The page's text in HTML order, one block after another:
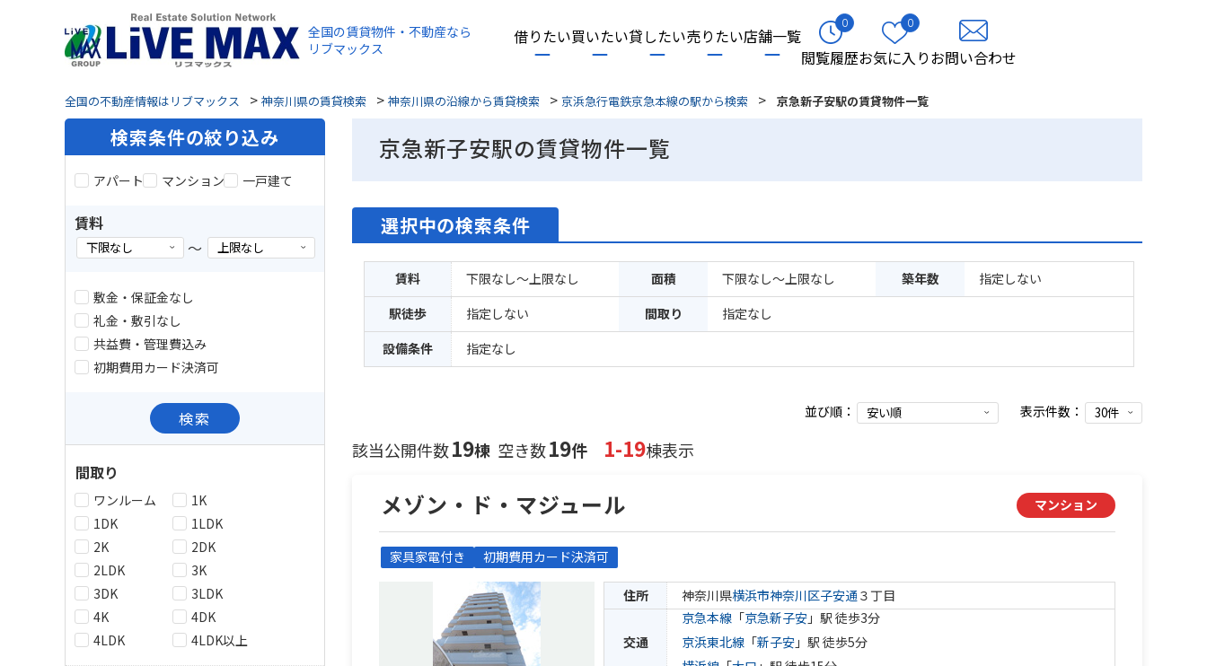
全国の賃貸物件・不動産なら
リブマックス
借りたい買いたい貸したい売りたい店舗一覧
0
閲覧履歴
0
お気に入りお問い合わせ
全国の不動産情報はリブマックス > 神奈川県の賃貸検索 > 神奈川県の沿線から賃貸検索 > 京浜急行電鉄京急本線の駅から検索 > 京急新子安駅の賃貸物件一覧
京急新子安駅の賃貸物件一覧
選択中の検索条件
賃料 下限なし～上限なし 面積 下限なし～上限なし 築年数
指定しない
駅徒歩
指定しない 間取り
指定なし
設備条件
指定なし
並び順： 表示件数：
該当公開件数19棟 空き数19件 1-19棟表示
メゾン・ド・マジュール マンション
家具家電付き 初期費用カード決済可
住所 神奈川県横浜市神奈川区子安通 ３丁目
交通
京急本線 「京急新子安 」駅 徒歩3分
京浜東北線 「新子安 」駅 徒歩5分
検索条件の絞り込み
アパート マンション 一戸建て
賃料
～
敷金・保証金なし
礼金・敷引なし
共益費・管理費込み
初期費用カード決済可
検索
間取り
ワンルーム
1K
1DK
1LDK
2K
2DK
2LDK
3K
3DK
3LDK
4K
4DK
4LDK
4LDK以上